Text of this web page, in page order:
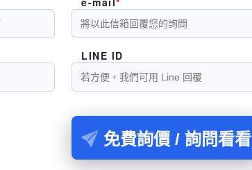
LINE ID
免費詢價 / 詢問看看